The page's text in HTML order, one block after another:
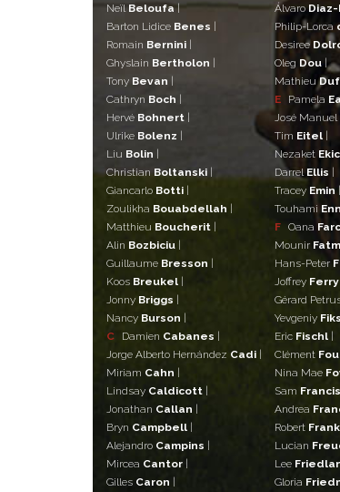
Neïl Beloufa|
Barton Lidice Benes |
Romain Bernini |
Ghyslain Bertholon |
Tony Bevan |
Cathryn Boch |
Hervé Bohnert |
Ulrike Bolenz |
Liu Bolin |
Christian Boltanski |
Giancarlo Botti |
Zoulikha Bouabdellah |
Matthieu Boucherit |
Alin Bozbiciu |
Guillaume Bresson |
Koos Breukel |
Jonny Briggs |
Nancy Burson |
C
Damien Cabanes |
Jorge Alberto Hernández Cadi |
Miriam Cahn |
Lindsay Caldicott |
Jonathan Callan |
Bryn Campbell |
Alejandro Campins |
Mircea Cantor |
Gilles Caron |
Álvaro
Philip-Lorca
Desiree
Oleg Dou |
Mathieu
E
Pamela
José Manuel
Tim Eitel |
Nezaket
Darrel Ellis |
Tracey Emin |
Touhami
F Oana
Mounir
Hans-Peter
Joffrey Ferry
Gérard
Yevgeniy Fiks
Eric Fischl |
Clément
Nina Mae
Sam Francis
Andrea
Robert Frank
Lucian
Lee
Gloria